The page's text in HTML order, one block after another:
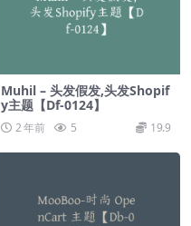
Muhil – 头发假发,头发Shopif
y主题【Df-0124】
2 年前 5 19.9